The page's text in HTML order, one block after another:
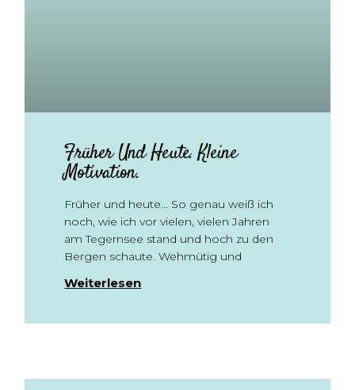
Früher Und Heute. Kleine
Motivation.
Früher und heute… So genau weiß ich
noch, wie ich vor vielen, vielen Jahren
am Tegernsee stand und hoch zu den
Bergen schaute. Wehmütig und
Weiterlesen